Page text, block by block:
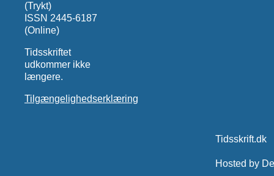
(Trykt)
ISSN 2445-6187
(Online)
Tidsskriftet
udkommer ikke
længere.
Tilgængelighedserklæring